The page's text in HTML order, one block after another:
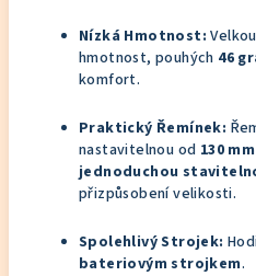
Nízká Hmotnost:
hmotnost, pouhých 46
komfort.
Praktický Řemínek:
nastavitelnou od 130
jednoduchou
přizpůsobení velikosti.
Spolehlivý Strojek:
bateriovým strojkem.